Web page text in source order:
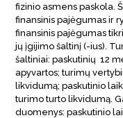
fizinio asmens paskola.
finansinis pajėgumas ir
finansinis pajėgumas
jų įgijimo šaltinį (-ius).
šaltiniai: paskutinių 12
apyvartos; turimų
likvidumą; paskutinio
turimo turto likvidumą.
duomenys: paskutinio